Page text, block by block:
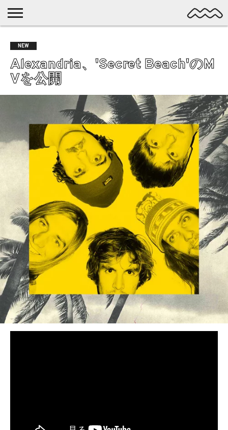
MUSIC
LATEST
POSTS
SPOTLIGHT
NYP
/ DL
DISCOVERY
ALTERNATIVE
ELECTRONIC
DREAMPOP
POSTPUNK
LO-
GARAGE
EXPERIMENTAL
PUNK
SHOEGAZE
SOUL
BEDROOM
R&B
NEW
Alexandria、'Secret Beach'のM
Vを公開